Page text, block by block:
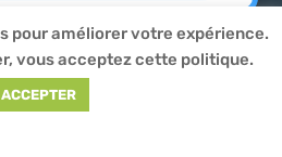
MANUELS
pour améliorer votre expérience.
vous acceptez cette politique.
ACCEPTER